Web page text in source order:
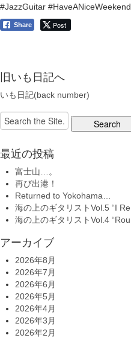
#JazzGuitar #HaveANiceWeekend
Share Post
旧いも日記へ
いも日記(back number)
Search
for:
最近の投稿
富士山…。
再び出港！
Returned to Yokohama…
海の上のギタリストVol.5 “I
海の上のギタリストVol.4
アーカイブ
2026年8月
2026年7月
2026年6月
2026年5月
2026年4月
2026年3月
2026年2月